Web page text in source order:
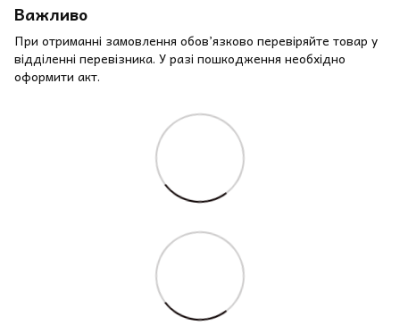
Важливо
При отриманні замовлення обов’язково перевіряйте товар у
відділенні перевізника. У разі пошкодження необхідно
оформити акт.